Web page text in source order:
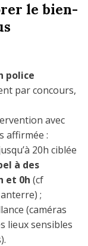
le bien-
police
par concours,
avec
affirmée :
20h ciblée
à des
et 0h (cf
;
(caméras
lieux sensibles